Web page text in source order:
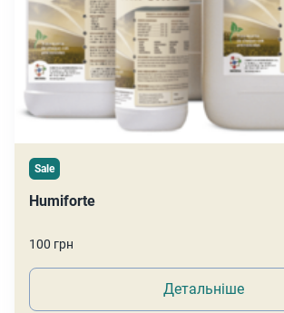
Sale
Humiforte
100 грн
Детальніше